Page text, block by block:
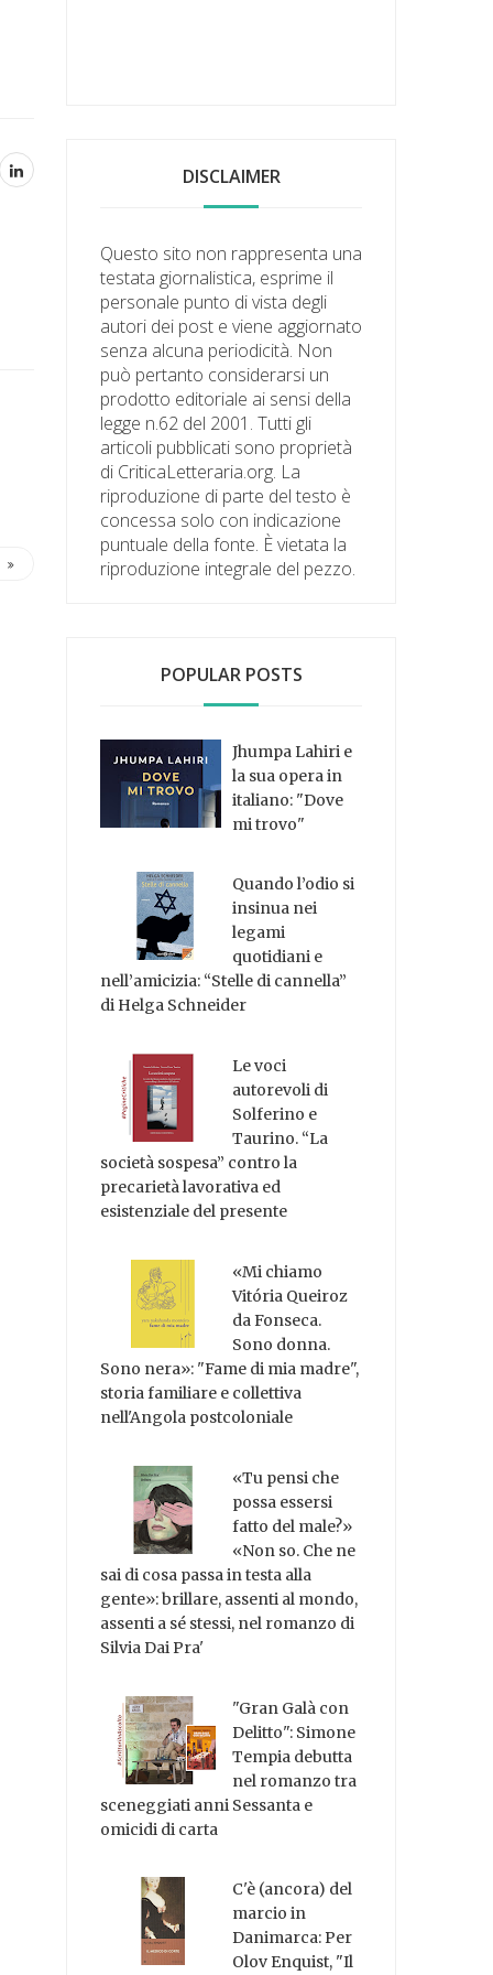
DISCLAIMER
Questo sito non rappresenta una
testata giornalistica, esprime il
personale punto di vista degli
autori dei post e viene aggiornato
senza alcuna periodicità. Non
può pertanto considerarsi un
prodotto editoriale ai sensi della
legge n.62 del 2001. Tutti gli
articoli pubblicati sono proprietà
di CriticaLetteraria.org. La
riproduzione di parte del testo è
concessa solo con indicazione
puntuale della fonte. È vietata la
riproduzione integrale del pezzo.
POPULAR POSTS
Jhumpa Lahiri e
la sua opera in
italiano: "Dove
mi trovo"
Quando l’odio si
insinua nei
legami
quotidiani e
nell’amicizia: “Stelle di cannella”
di Helga Schneider
Le voci
autorevoli di
Solferino e
Taurino. “La
società sospesa” contro la
precarietà lavorativa ed
esistenziale del presente
«Mi chiamo
Vitória Queiroz
da Fonseca.
Sono donna.
Sono nera»: "Fame di mia madre",
storia familiare e collettiva
nell'Angola postcoloniale
«Tu pensi che
possa essersi
fatto del male?»
«Non so. Che ne
sai di cosa passa in testa alla
gente»: brillare, assenti al mondo,
assenti a sé stessi, nel romanzo di
Silvia Dai Pra'
"Gran Galà con
Delitto": Simone
Tempia debutta
nel romanzo tra
sceneggiati anni Sessanta e
omicidi di carta
C'è (ancora) del
marcio in
Danimarca: Per
Olov Enquist, "Il